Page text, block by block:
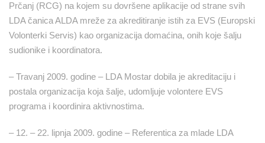
Prčanj (RCG) na kojem su dovršene aplikacije od strane svih
LDA čanica ALDA mreže za akreditiranje istih za EVS (Europski
Volonterki Servis) kao organizacija domaćina, onih koje šalju
sudionike i koordinatora.
– Travanj 2009. godine – LDA Mostar dobila je akreditaciju i
postala organizacija koja šalje, udomljuje volontere EVS
programa i koordinira aktivnostima.
– 12. – 22. lipnja 2009. godine – Referentica za mlade LDA